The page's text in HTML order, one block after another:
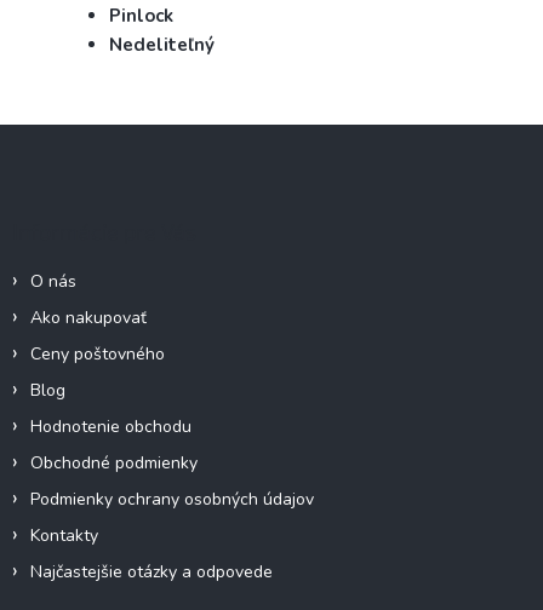
Pinlock
Nedeliteľný
O nás
Ako nakupovať
Ceny poštovného
Blog
Hodnotenie obchodu
Obchodné podmienky
Podmienky ochrany osobných údajov
Kontakty
Najčastejšie otázky a odpovede